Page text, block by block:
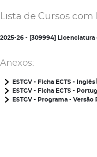
Lista de Cursos com
2025-26 - [309994] Licenciatura
Anexos:
ESTGV - Ficha ECTS - Inglês
ESTGV - Ficha ECTS -
ESTGV - Programa - Versão